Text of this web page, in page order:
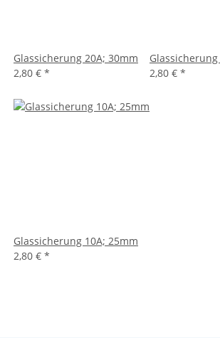
Glassicherung 20A; 30mm
2,80 € *
2,80 € *
Glassicherung 10A; 25mm
2,80 € *